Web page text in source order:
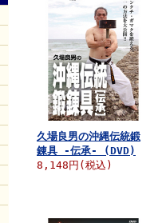
久場良男の沖縄伝統鍛
錬具 -伝承- (DVD)
8,148円(税込)